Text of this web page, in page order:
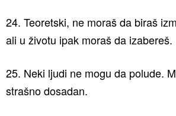
24. Teoretski, ne moraš da biraš
ali u životu ipak moraš da izabereš.
25. Neki ljudi ne mogu da polude.
strašno dosadan.